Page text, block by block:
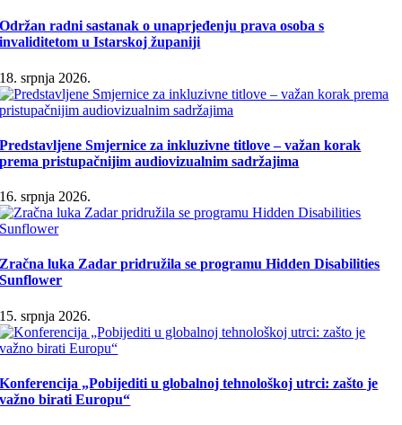
Održan radni sastanak o unaprjeđenju prava osoba s
invaliditetom u Istarskoj županiji
18. srpnja 2026.
Predstavljene Smjernice za inkluzivne titlove – važan korak
prema pristupačnijim audiovizualnim sadržajima
16. srpnja 2026.
Zračna luka Zadar pridružila se programu Hidden Disabilities
Sunflower
15. srpnja 2026.
Konferencija „Pobijediti u globalnoj tehnološkoj utrci: zašto je
važno birati Europu“